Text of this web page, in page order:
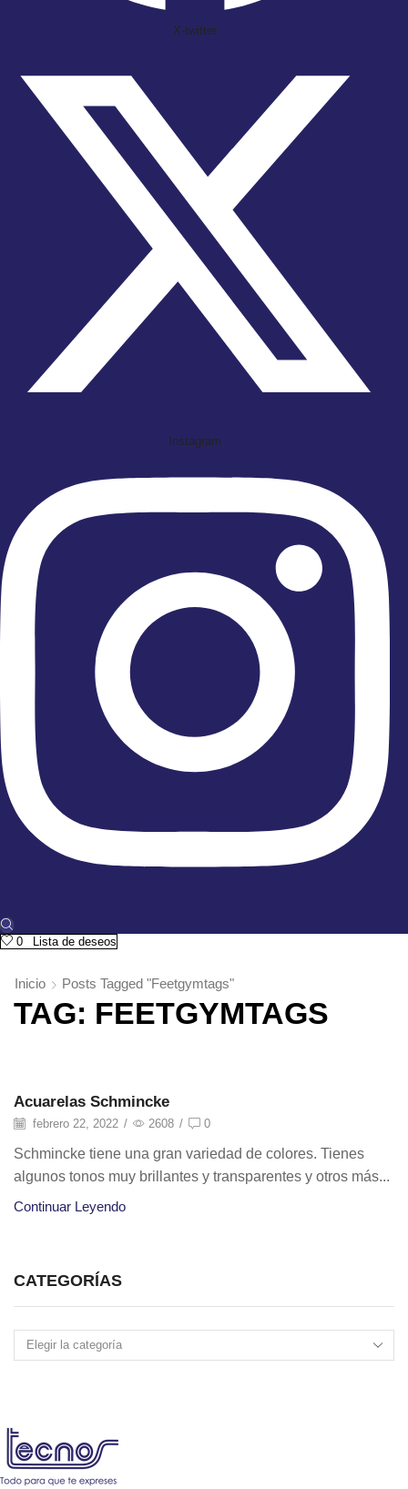
X-twitter
Instagram
0 Lista de deseos
Inicio Posts Tagged "Feetgymtags"
TAG: FEETGYMTAGS
Productos
Acuarelas Schmincke
febrero 22, 2022 / 2608 / 0
Schmincke tiene una gran variedad de colores. Tienes
algunos tonos muy brillantes y transparentes y otros más...
Continuar Leyendo
CATEGORÍAS